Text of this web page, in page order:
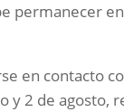
permanecer
en contacto
y 2 de agosto,